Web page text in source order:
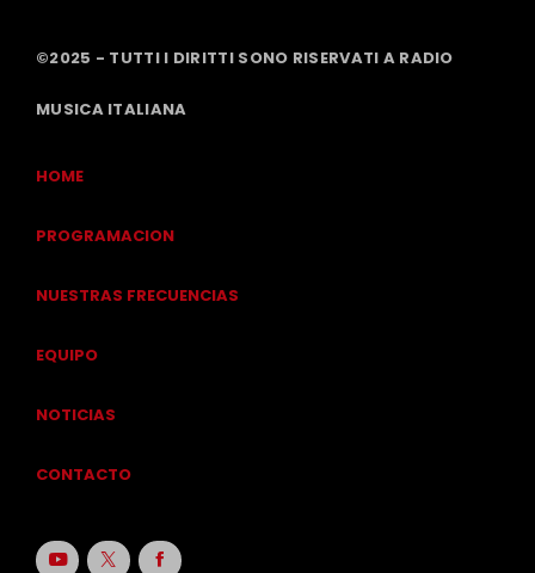
©2025 - TUTTI I DIRITTI SONO RISERVATI A RADIO
MUSICA ITALIANA
HOME
PROGRAMACION
NUESTRAS FRECUENCIAS
EQUIPO
NOTICIAS
CONTACTO